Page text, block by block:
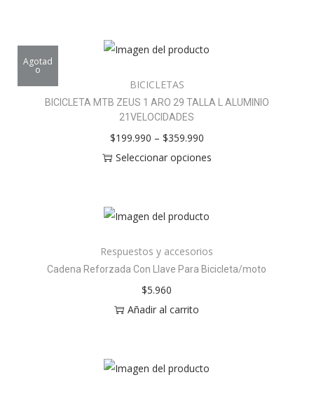
Agotad
o
BICICLETAS
BICICLETA MTB ZEUS 1 ARO 29 TALLA L ALUMINIO
21VELOCIDADES
$199.990 – $359.990
Seleccionar opciones
Respuestos y accesorios
Cadena Reforzada Con Llave Para Bicicleta/moto
$5.960
Añadir al carrito